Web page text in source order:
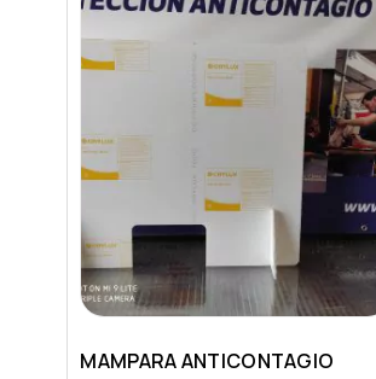
MAMPARA ANTICONTAGIO